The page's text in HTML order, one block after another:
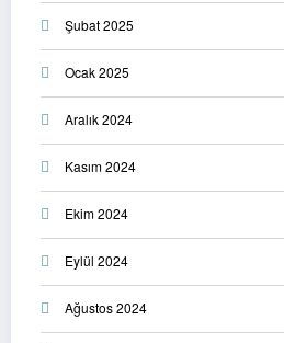
Şubat 2025
Ocak 2025
Aralık 2024
Kasım 2024
Ekim 2024
Eylül 2024
Ağustos 2024